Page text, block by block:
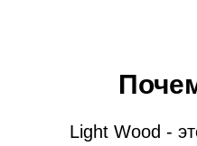
Light Wood -